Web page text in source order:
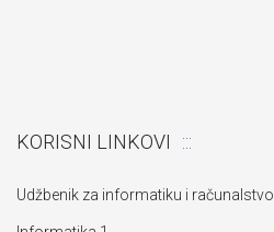
KORISNI LINKOVI
Udžbenik za informatiku i računalstvo